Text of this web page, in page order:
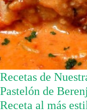
Recetas de
Pastelón de
Receta al más